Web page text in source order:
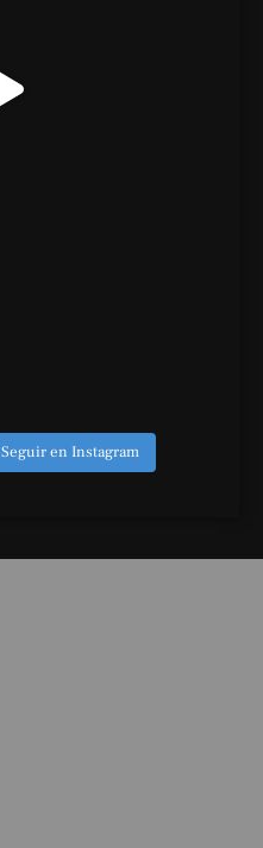
Seguir en Instagram